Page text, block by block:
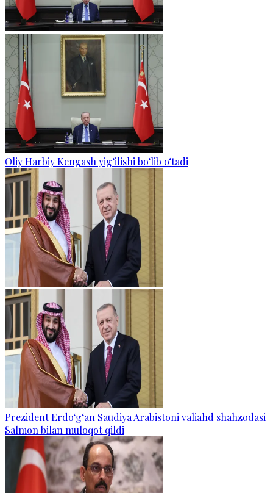
Oliy Harbiy Kengash yig‘ilishi bo‘lib o‘tadi
Prezident Erdo‘g‘an Saudiya Arabistoni valiahd shahzodasi
Salmon bilan muloqot qildi